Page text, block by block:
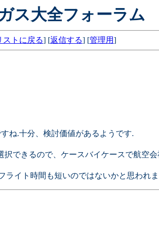
ス大全フォーラム
ストに戻る] [返信する] [管理用]
ね.十分、検討価値があるようです.
できるので、ケースバイケースで航空
ライト時間も短いのではないかと思われ